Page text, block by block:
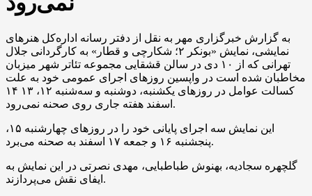
به گزارش خبرگزاری مهر به نقل از دفتر رسانه اداره‌کل هنرهای
نمایشی، نمایش «بونکر ۲؛ شکارچی و قطار» به کارگردانی جلال
تهرانی که از ۱۰ دی‌ در سالن قشقایی مجموعه تئاتر شهر میزبان
مخاطبان شده است در واپسین روزهای اجرای عمومی خود به علت
کسالت عوامل در روزهای یکشنبه، دوشنبه و سه‌شنبه ۱۲، ۱۳ ۱۴
اسفند هفته جاری روی صحنه نمی‌رود.
این نمایش سه اجرای پایانی خود را در روزهای چهارشنبه ۱۵،
پنجشنبه ۱۶ و جمعه ۱۷ اسفند به صحنه می‌برد.
گلچهره ‌سجادیه، بهنوش ‌طباطبایی، مهدی ‌نصرتی در این نمایش به
ایفای نقش می‌پردازند.